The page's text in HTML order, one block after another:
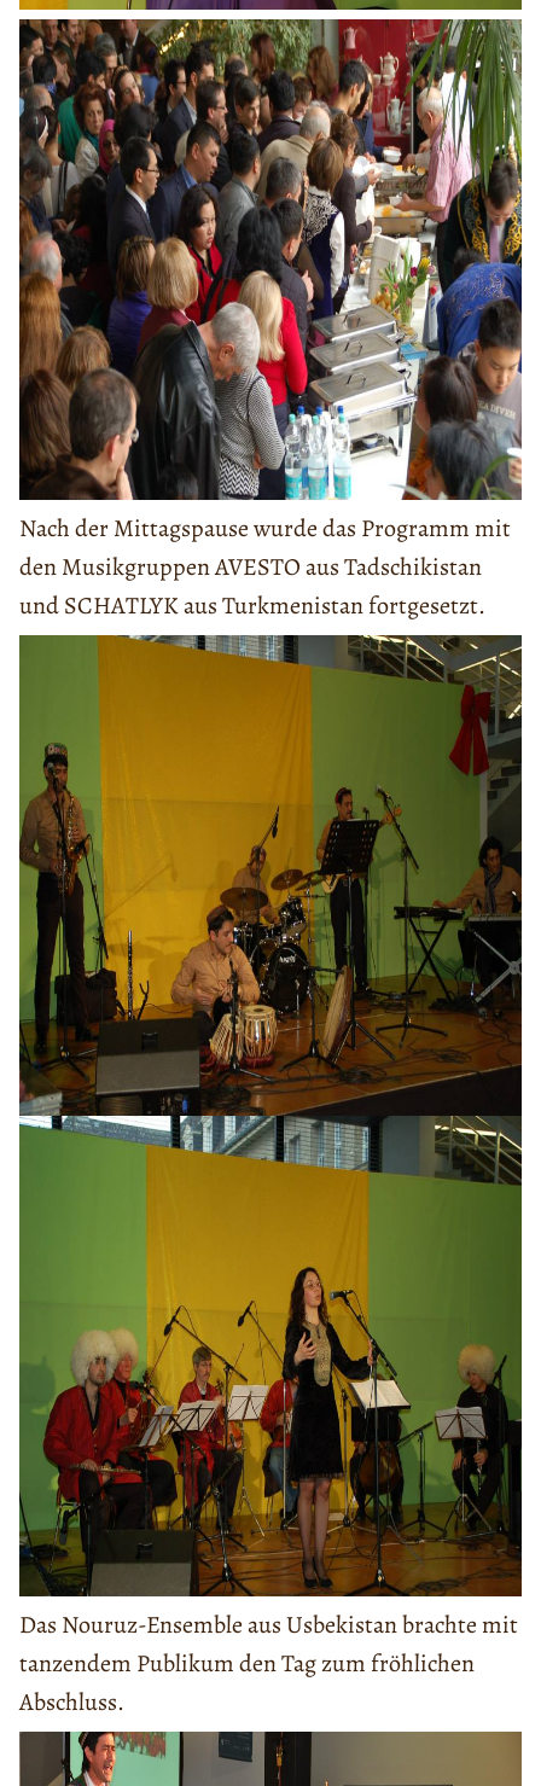
Nach der Mittagspause wurde das Programm mit
den Musikgruppen AVESTO aus Tadschikistan
und SCHATLYK aus Turkmenistan fortgesetzt.
Das Nouruz-Ensemble aus Usbekistan brachte mit
tanzendem Publikum den Tag zum fröhlichen
Abschluss.